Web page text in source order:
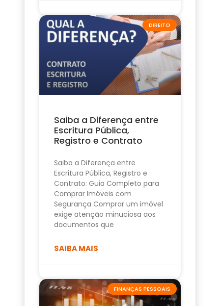
DIREITO
Saiba a Diferença entre
Escritura Pública,
Registro e Contrato
Saiba a Diferença entre
Escritura Pública, Registro e
Contrato: Guia Completo para
Comprar Imóveis com
Segurança Comprar um imóvel
exige atenção minuciosa aos
documentos que
SAIBA MAIS
FINANÇAS PESSOAIS